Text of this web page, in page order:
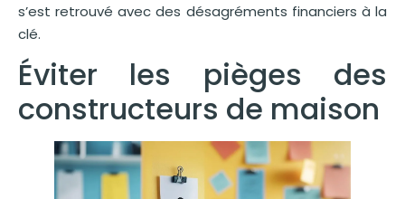
s’est retrouvé avec des désagréments financiers à la
clé.
Éviter les pièges des
constructeurs de maison